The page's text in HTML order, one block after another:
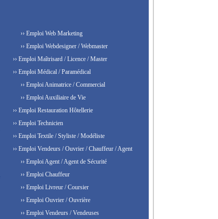
›› Emploi Web Marketing
›› Emploi Webdesigner / Webmaster
›› Emploi Maîtrisard / Licence / Master
›› Emploi Médical / Paramédical
›› Emploi Animatrice / Commercial
›› Emploi Auxiliaire de Vie
›› Emploi Restauration Hôtellerie
›› Emploi Technicien
›› Emploi Textile / Styliste / Modéliste
›› Emploi Vendeurs / Ouvrier / Chauffeur / Agent
›› Emploi Agent / Agent de Sécurité
›› Emploi Chauffeur
›› Emploi Livreur / Coursier
›› Emploi Ouvrier / Ouvrière
›› Emploi Vendeurs / Vendeuses